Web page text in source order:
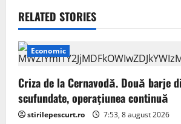
v
i
g
a
RELATED STORIES
Economic
Criza de la Cernavodă. Două barje
scufundate, operațiunea continuă
stirilepescurt.ro 7:53, 8 august 2026